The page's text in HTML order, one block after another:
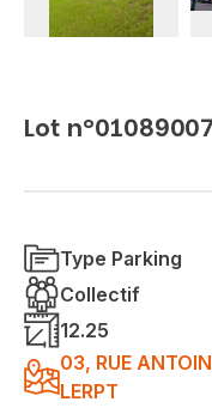
Lot n°01089007
Type Parking
Collectif
12.25
03, RUE
LERPT